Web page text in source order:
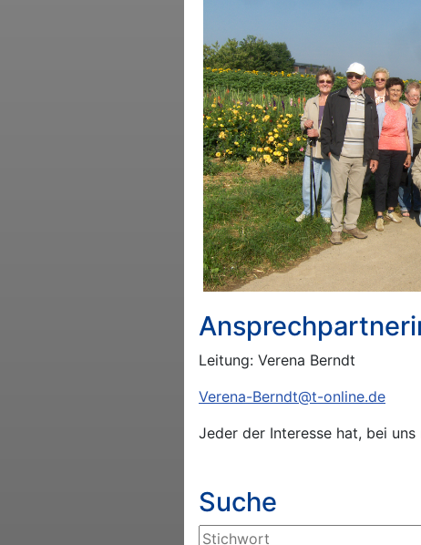
Leitung: Verena Berndt
Verena-Berndt@t-online.de
Jeder der Interesse hat, bei
Suche
Suchen ...